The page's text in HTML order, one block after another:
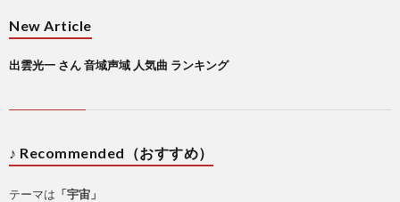
New Article
出雲光一 さん 音域声域 人気曲 ランキング
♪ Recommended（おすすめ）
テーマは 「宇宙」